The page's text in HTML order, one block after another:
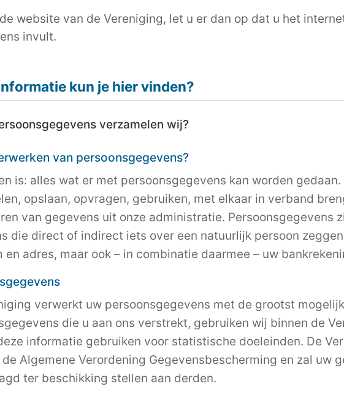
website van de Vereniging, let u er dan op dat u het
invult.
kun je hier vinden?
verzamelen wij?
van persoonsgegevens?
is: alles wat er met persoonsgegevens kan worden
opslaan, opvragen, gebruiken, met elkaar in verband
van gegevens uit onze administratie. Persoonsgegevens
die direct of indirect iets over een natuurlijk persoon
en adres, maar ook – in combinatie daarmee – uw
verwerkt uw persoonsgegevens met de grootst
die u aan ons verstrekt, gebruiken wij binnen de
informatie gebruiken voor statistische doeleinden. De
Algemene Verordening Gegevensbescherming en zal uw
ter beschikking stellen aan derden.